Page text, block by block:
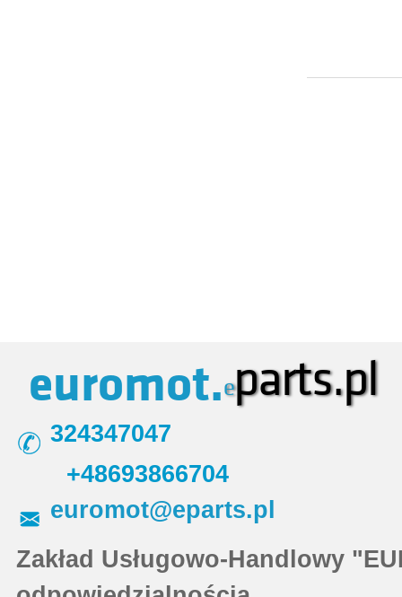
euromot.eparts.pl
324347047
+48693866704
euromot@eparts.pl
Zakład Usługowo-Handlowy